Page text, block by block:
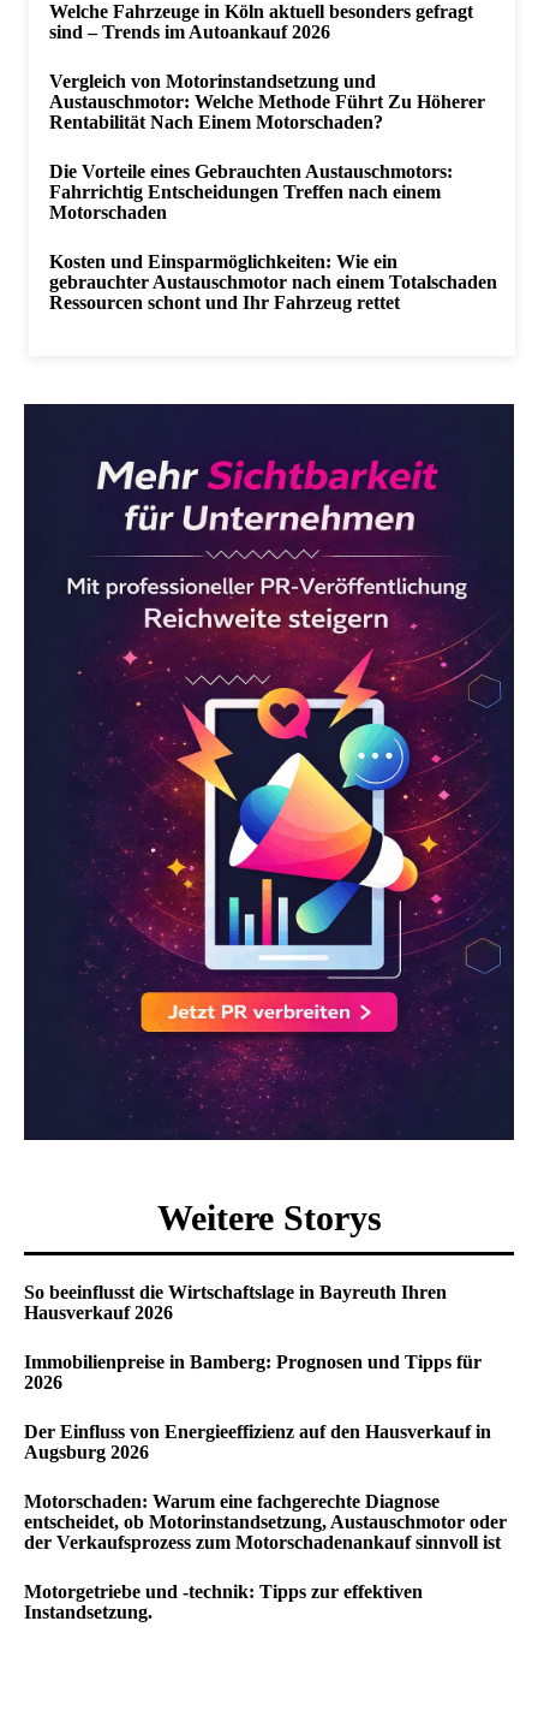
Welche Fahrzeuge in Köln aktuell besonders gefragt
sind – Trends im Autoankauf 2026
Vergleich von Motorinstandsetzung und
Austauschmotor: Welche Methode Führt Zu Höherer
Rentabilität Nach Einem Motorschaden?
Die Vorteile eines Gebrauchten Austauschmotors:
Fahrrichtig Entscheidungen Treffen nach einem
Motorschaden
Kosten und Einsparmöglichkeiten: Wie ein
gebrauchter Austauschmotor nach einem Totalschaden
Ressourcen schont und Ihr Fahrzeug rettet
Weitere Storys
So beeinflusst die Wirtschaftslage in Bayreuth Ihren
Hausverkauf 2026
Immobilienpreise in Bamberg: Prognosen und Tipps für
2026
Der Einfluss von Energieeffizienz auf den Hausverkauf in
Augsburg 2026
Motorschaden: Warum eine fachgerechte Diagnose
entscheidet, ob Motorinstandsetzung, Austauschmotor oder
der Verkaufsprozess zum Motorschadenankauf sinnvoll ist
Motorgetriebe und -technik: Tipps zur effektiven
Instandsetzung.